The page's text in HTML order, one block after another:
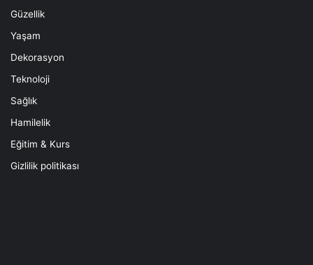
Güzellik
Yaşam
Dekorasyon
Teknoloji
Sağlık
Hamilelik
Eğitim & Kurs
Gizlilik politikası